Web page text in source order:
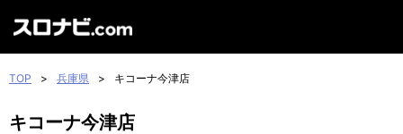
TOP > 兵庫県 > キコーナ今津店
キコーナ今津店